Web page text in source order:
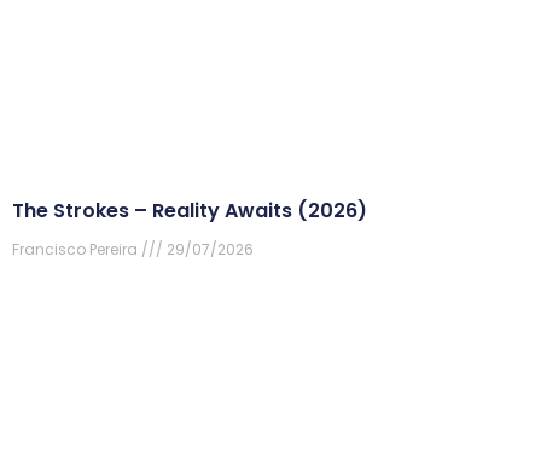
The Strokes – Reality Awaits (2026)
Francisco Pereira 29/07/2026